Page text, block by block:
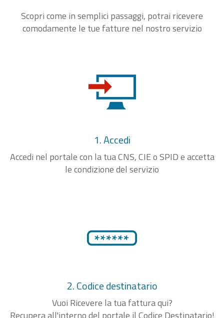
Scopri come in semplici passaggi, potrai ricevere
comodamente le tue fatture nel nostro servizio
1. Accedi
Accedi nel portale con la tua CNS, CIE o SPID e accetta
le condizione del servizio
2. Codice destinatario
Vuoi Ricevere la tua fattura qui?
Recupera all'interno del portale il Codice Destinatario!